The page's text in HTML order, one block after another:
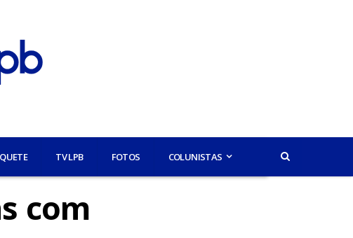
TV LPB FOTOS COLUNISTAS
com